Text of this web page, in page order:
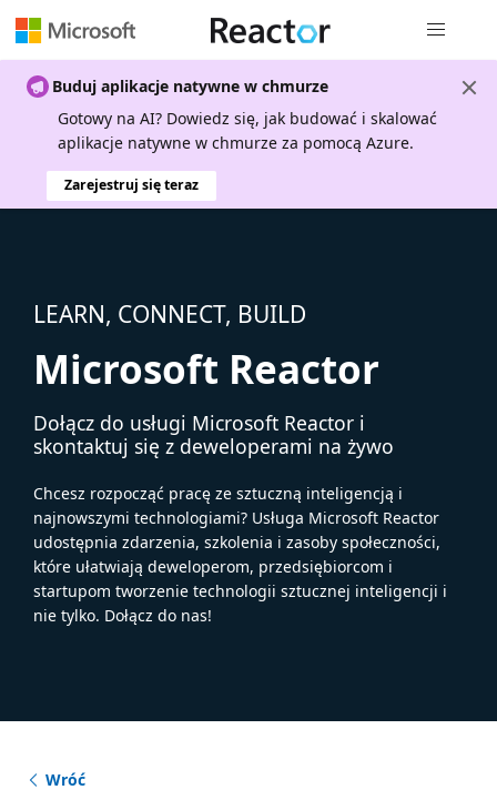
Buduj aplikacje natywne w chmurze
Gotowy na AI? Dowiedz się, jak budować i skalować
aplikacje natywne w chmurze za pomocą Azure.
Zarejestruj się teraz
LEARN, CONNECT, BUILD
Microsoft Reactor
Dołącz do usługi Microsoft Reactor i
skontaktuj się z deweloperami na żywo
Chcesz rozpocząć pracę ze sztuczną inteligencją i
najnowszymi technologiami? Usługa Microsoft Reactor
udostępnia zdarzenia, szkolenia i zasoby społeczności,
które ułatwiają deweloperom, przedsiębiorcom i
startupom tworzenie technologii sztucznej inteligencji i
nie tylko. Dołącz do nas!
Wróć